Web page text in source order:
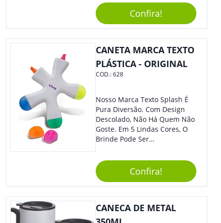
Elástico Permite Maior
Segurança Ao Carregá-Lo.
Ofereça A Seus Clientes E
Colaboradores, Sem Dúvidas
Eles Irão Adorar.
Confira!
CANETA MARCA TEXTO
PLÁSTICA - ORIGINAL
COD.:628
Nosso Marca Texto Splash É
Pura Diversão. Com Design
Descolado, Não Há Quem Não
Goste. Em 5 Lindas Cores, O
Brinde Pode Ser
Marca, Demais, Não É? Não
Perca Essa Chance E Ofereça
A Seus Clientes E
Colaboradores.
Confira!
CANECA DE METAL